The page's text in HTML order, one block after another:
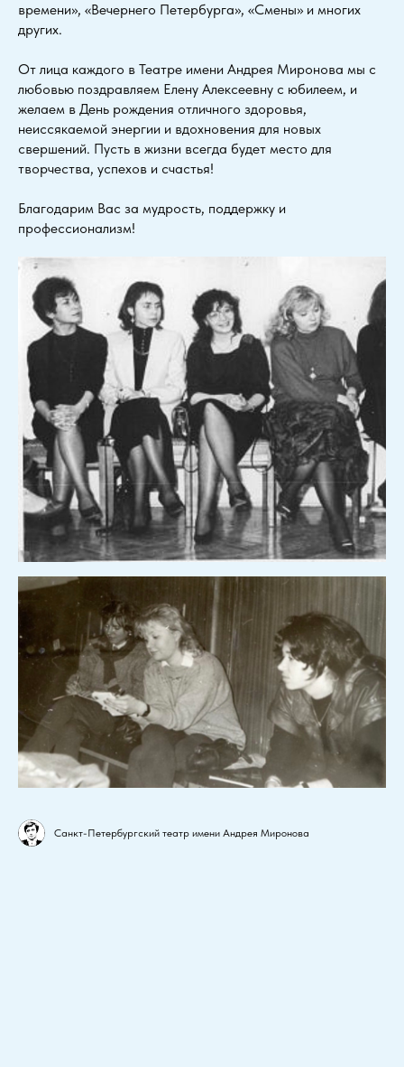
времени», «Вечернего Петербурга», «Смены» и многих
других.
От лица каждого в Театре имени Андрея Миронова мы с
любовью поздравляем Елену Алексеевну с юбилеем, и
желаем в День рождения отличного здоровья,
неиссякаемой энергии и вдохновения для новых
свершений. Пусть в жизни всегда будет место для
творчества, успехов и счастья!
Благодарим Вас за мудрость, поддержку и
профессионализм!
Санкт-Петербургский театр имени Андрея Миронова